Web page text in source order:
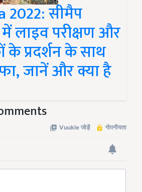
2022: सीमैप
लाइव परीक्षण और
प्रदर्शन के साथ
जानें और क्या है